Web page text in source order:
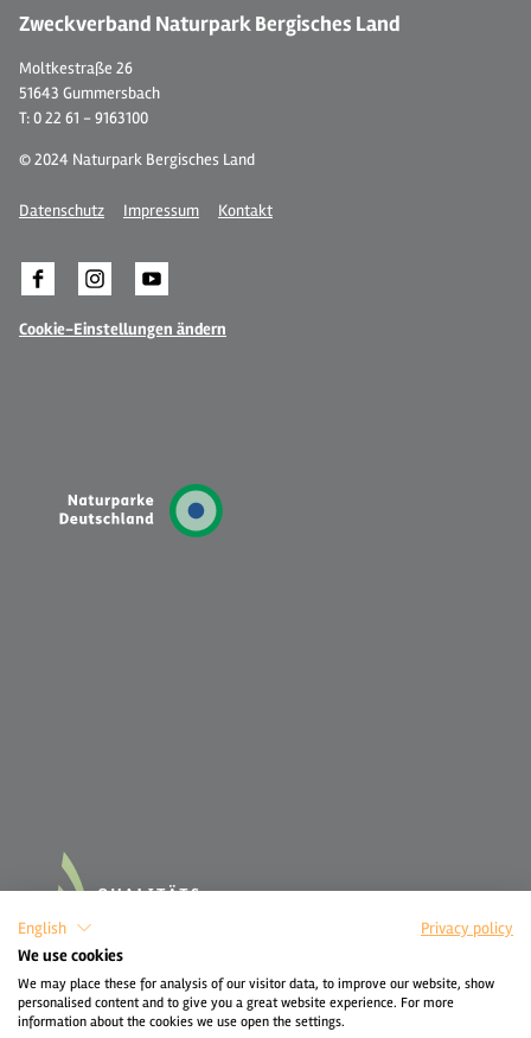
Zweckverband Naturpark Bergisches Land
Moltkestraße 26
51643 Gummersbach
T: 0 22 61 - 9163100
© 2024 Naturpark Bergisches Land
Datenschutz Impressum Kontakt
Cookie-Einstellungen ändern
English
Privacy policy
We use cookies
We may place these for analysis of our visitor data, to improve our website, show
personalised content and to give you a great website experience. For more
information about the cookies we use open the settings.